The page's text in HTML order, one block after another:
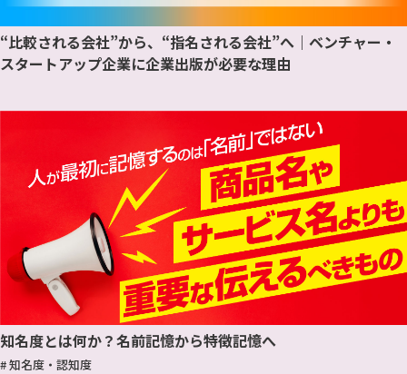
“比較される会社”から、“指名される会社”へ｜ベンチャー・
スタートアップ企業に企業出版が必要な理由
知名度とは何か？名前記憶から特徴記憶へ
# 知名度・認知度